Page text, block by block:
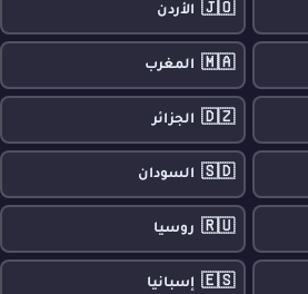
🇯🇴 الأردن
🇲🇦 المغرب
🇩🇿 الجزائر
🇸🇩 السودان
🇷🇺 روسيا
🇪🇸 إسبانيا